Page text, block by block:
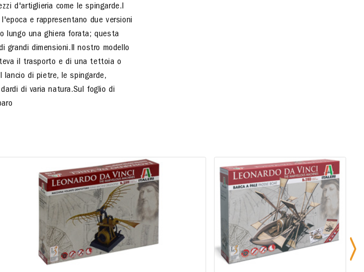
d'artiglieria come le spingarde.I
e rappresentano due versioni
lungo una ghiera forata; questa
grandi dimensioni.Il nostro modello
il trasporto e di una tettoia o
lancio di pietre, le spingarde,
di varia natura.Sul foglio di